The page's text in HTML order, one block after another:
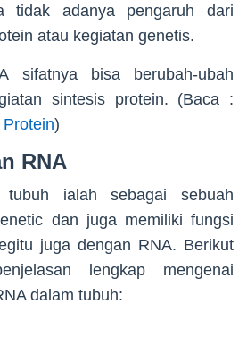
tidak adanya pengaruh dari
atau kegiatan genetis.
sifatnya bisa berubah-ubah
sintesis protein. (Baca :
)
RNA
ialah sebagai sebuah
dan juga memiliki fungsi
juga dengan RNA. Berikut
lengkap mengenai
dalam tubuh: